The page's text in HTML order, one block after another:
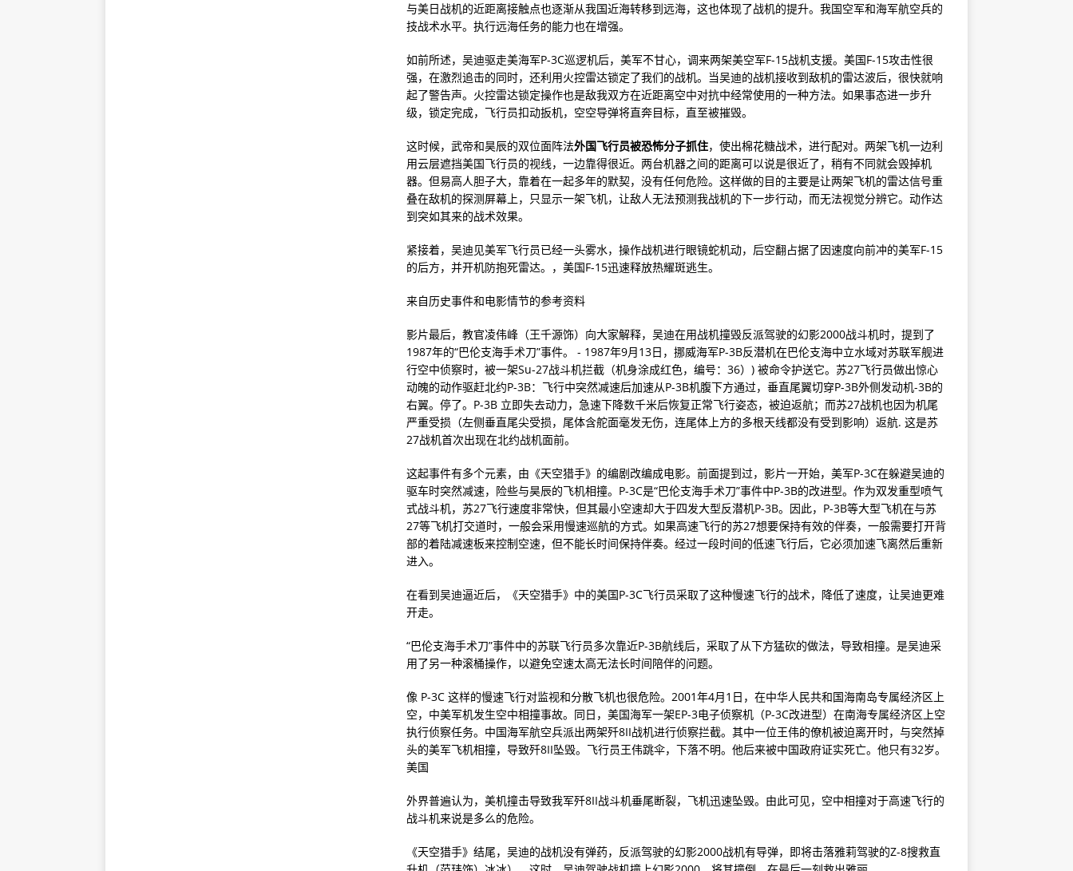
与美日战机的近距离接触点也逐渐从我国近海转移到远海，这也体现了战机的提升。我国空军和海军航空兵的
技战术水平。执行远海任务的能力也在增强。
如前所述，吴迪驱走美海军P-3C巡逻机后，美军不甘心，调来两架美空军F-15战机支援。美国F-15攻击性很
强，在激烈追击的同时，还利用火控雷达锁定了我们的战机。当吴迪的战机接收到敌机的雷达波后，很快就响
起了警告声。火控雷达锁定操作也是敌我双方在近距离空中对抗中经常使用的一种方法。如果事态进一步升
级，锁定完成，飞行员扣动扳机，空空导弹将直奔目标，直至被摧毁。
这时候，武帝和昊辰的双位面阵法外国飞行员被恐怖分子抓住，使出棉花糖战术，进行配对。两架飞机一边利
用云层遮挡美国飞行员的视线，一边靠得很近。两台机器之间的距离可以说是很近了，稍有不同就会毁掉机
器。但易高人胆子大，靠着在一起多年的默契，没有任何危险。这样做的目的主要是让两架飞机的雷达信号重
叠在敌机的探测屏幕上，只显示一架飞机，让敌人无法预测我战机的下一步行动，而无法视觉分辨它。动作达
到突如其来的战术效果。
紧接着，吴迪见美军飞行员已经一头雾水，操作战机进行眼镜蛇机动，后空翻占据了因速度向前冲的美军F-15
的后方，并开机防抱死雷达。，美国F-15迅速释放热耀斑逃生。
来自历史事件和电影情节的参考资料
影片最后，教官凌伟峰（王千源饰）向大家解释，吴迪在用战机撞毁反派驾驶的幻影2000战斗机时，提到了
1987年的“巴伦支海手术刀”事件。 - 1987年9月13日，挪威海军P-3B反潜机在巴伦支海中立水域对苏联军舰进
行空中侦察时，被一架Su-27战斗机拦截（机身涂成红色，编号：36）) 被命令护送它。苏27飞行员做出惊心
动魄的动作驱赶北约P-3B：飞行中突然减速后加速从P-3B机腹下方通过，垂直尾翼切穿P-3B外侧发动机-3B的
右翼。停了。P-3B 立即失去动力，急速下降数千米后恢复正常飞行姿态，被迫返航；而苏27战机也因为机尾
严重受损（左侧垂直尾尖受损，尾体含舵面毫发无伤，连尾体上方的多根天线都没有受到影响）返航. 这是苏
27战机首次出现在北约战机面前。
这起事件有多个元素，由《天空猎手》的编剧改编成电影。前面提到过，影片一开始，美军P-3C在躲避吴迪的
驱车时突然减速，险些与昊辰的飞机相撞。P-3C是“巴伦支海手术刀”事件中P-3B的改进型。作为双发重型喷气
式战斗机，苏27飞行速度非常快，但其最小空速却大于四发大型反潜机P-3B。因此，P-3B等大型飞机在与苏
27等飞机打交道时，一般会采用慢速巡航的方式。如果高速飞行的苏27想要保持有效的伴奏，一般需要打开背
部的着陆减速板来控制空速，但不能长时间保持伴奏。经过一段时间的低速飞行后，它必须加速飞离然后重新
进入。
在看到吴迪逼近后，《天空猎手》中的美国P-3C飞行员采取了这种慢速飞行的战术，降低了速度，让吴迪更难
开走。
“巴伦支海手术刀”事件中的苏联飞行员多次靠近P-3B航线后，采取了从下方猛砍的做法，导致相撞。是吴迪采
用了另一种滚桶操作，以避免空速太高无法长时间陪伴的问题。
像 P-3C 这样的慢速飞行对监视和分散飞机也很危险。2001年4月1日，在中华人民共和国海南岛专属经济区上
空，中美军机发生空中相撞事故。同日，美国海军一架EP-3电子侦察机（P-3C改进型）在南海专属经济区上空
执行侦察任务。中国海军航空兵派出两架歼8II战机进行侦察拦截。其中一位王伟的僚机被迫离开时，与突然掉
头的美军飞机相撞，导致歼8II坠毁。飞行员王伟跳伞，下落不明。他后来被中国政府证实死亡。他只有32岁。
美国
外界普遍认为，美机撞击导致我军歼8II战斗机垂尾断裂，飞机迅速坠毁。由此可见，空中相撞对于高速飞行的
战斗机来说是多么的危险。
《天空猎手》结尾，吴迪的战机没有弹药，反派驾驶的幻影2000战机有导弹，即将击落雅莉驾驶的Z-8搜救直